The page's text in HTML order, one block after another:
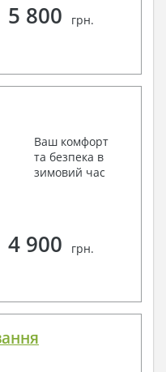
5 800 грн.
Ваш комфорт
та безпека в
зимовий час
4 900 грн.